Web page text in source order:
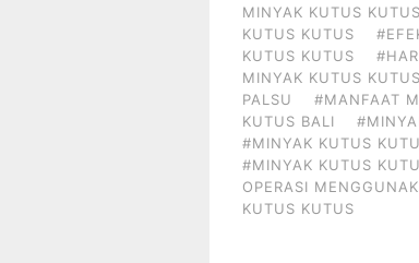
MINYAK KUTUS
KUTUS KUTUS
KUTUS KUTUS
MINYAK KUTUS KUTUS
PALSU
#MANFAAT
KUTUS BALI
#MINYAK KUTUS
#MINYAK KUTUS
OPERASI
KUTUS KUTUS